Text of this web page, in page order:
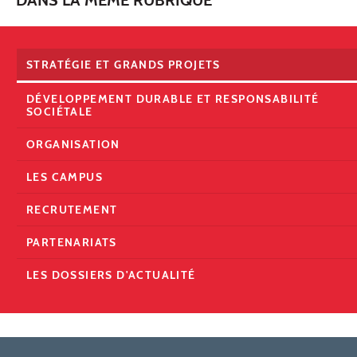
STRATÉGIE ET GRANDS PROJETS
DÉVELOPPEMENT DURABLE ET RESPONSABILITÉ
SOCIÉTALE
ORGANISATION
LES CAMPUS
RECRUTEMENT
PARTENARIATS
LES DOSSIERS D'ACTUALITÉ